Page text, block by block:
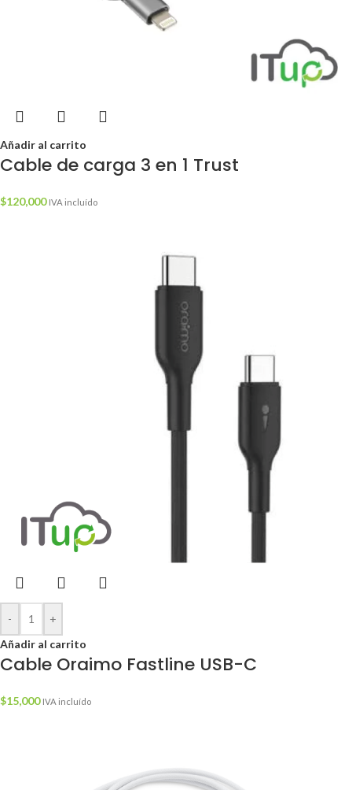
Añadir al carrito
Cable de carga 3 en 1 Trust
$120,000 IVA incluído
-
+
Añadir al carrito
Cable Oraimo Fastline USB-C
$15,000 IVA incluído